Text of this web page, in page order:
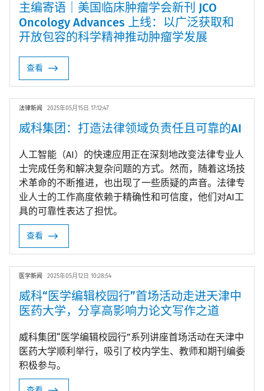
主编寄语｜美国临床肿瘤学会新刊 JCO
Oncology Advances 上线：以广泛获取和
开放包容的科学精神推动肿瘤学发展
查看
法律新闻 2025年05月15日 17:12:47
威科集团：打造法律领域负责任且可靠的AI
人工智能（AI）的快速应用正在深刻地改变法律专业人
士完成任务和解决复杂问题的方式。然而，随着这场技
术革命的不断推进，也出现了一些质疑的声音。法律专
业人士的工作高度依赖于精确性和可信度，他们对AI工
具的可靠性表达了担忧。
查看
医学新闻 2025年05月12日 10:28:54
威科“医学编辑校园行”首场活动走进天津中
医药大学，分享高影响力论文写作之道
威科集团“医学编辑校园行”系列讲座首场活动在天津中
医药大学顺利举行，吸引了校内学生、教师和期刊编委
积极参与。